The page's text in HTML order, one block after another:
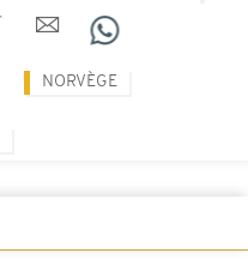
NORVÈGE